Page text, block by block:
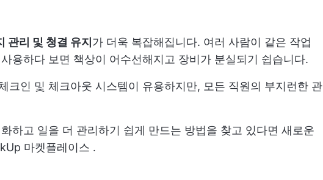
관리 및 청결 유지 가 더욱 복잡해집니다. 여러 사람이 같은 작업
용하다 보면 책상이 어수선해지고 장비가 분실되기 쉽습니다.
크인 및 체크아웃 시스템이 유용하지만, 모든 직원의 부지런한 관
하고 일을 더 관리하기 쉽게 만드는 방법을 찾고 있다면 새로운
마켓플레이스 .